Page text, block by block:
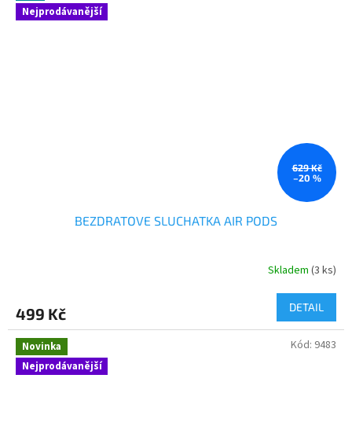
Nejprodávanější
629 Kč
–20 %
BEZDRATOVE SLUCHATKA AIR PODS
Skladem (3 ks)
499 Kč DETAIL
Novinka
Nejprodávanější
Kód: 9483